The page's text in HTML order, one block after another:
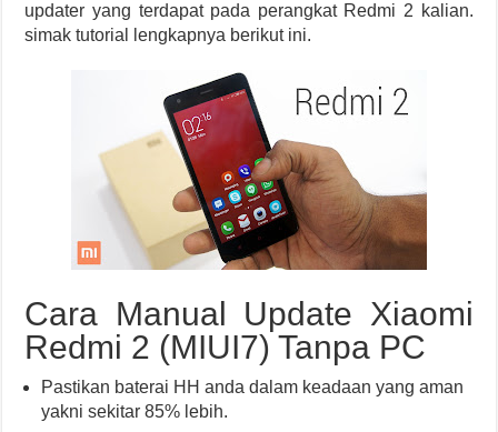
updater yang terdapat pada perangkat Redmi 2 kalian.
simak tutorial lengkapnya berikut ini.
Cara Manual Update Xiaomi
Redmi 2 (MIUI7) Tanpa PC
Pastikan baterai HH anda dalam keadaan yang aman
yakni sekitar 85% lebih.